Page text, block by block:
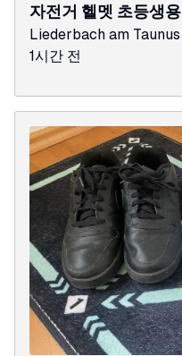
자전거 헬멧 초등생용
Liederbach am Taunus
1시간 전